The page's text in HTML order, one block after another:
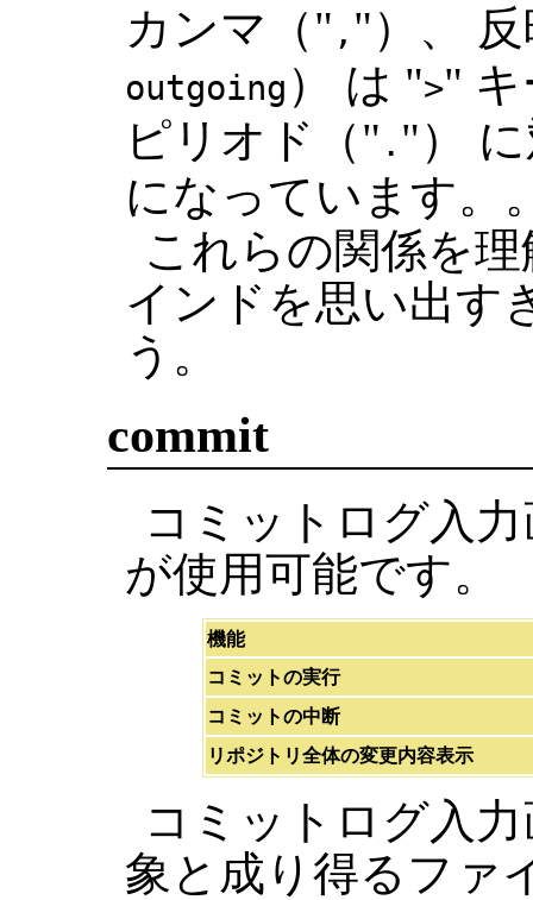
カンマ（" , "）、
outgoing ） は ">" キ
ピリオド（" . "）
になっています。
これらの関係を
インドを思い出す
う。
commit
コミットログ入
が使用可能です。
機能
コミットの実行
コミットの中断
リポジトリ全体の変更内容表示
コミットログ入
象と成り得るファ